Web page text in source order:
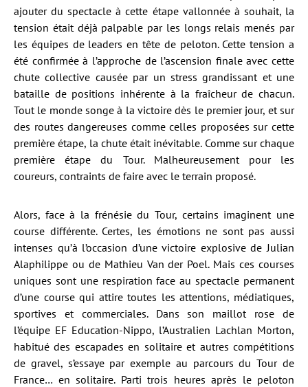
ajouter du spectacle à cette étape vallonnée à souhait, la
tension était déjà palpable par les longs relais menés par
les équipes de leaders en tête de peloton. Cette tension a
été confirmée à l’approche de l’ascension finale avec cette
chute collective causée par un stress grandissant et une
bataille de positions inhérente à la fraîcheur de chacun.
Tout le monde songe à la victoire dès le premier jour, et sur
des routes dangereuses comme celles proposées sur cette
première étape, la chute était inévitable. Comme sur chaque
première étape du Tour. Malheureusement pour les
coureurs, contraints de faire avec le terrain proposé.
Alors, face à la frénésie du Tour, certains imaginent une
course différente. Certes, les émotions ne sont pas aussi
intenses qu’à l’occasion d’une victoire explosive de Julian
Alaphilippe ou de Mathieu Van der Poel. Mais ces courses
uniques sont une respiration face au spectacle permanent
d’une course qui attire toutes les attentions, médiatiques,
sportives et commerciales. Dans son maillot rose de
l’équipe EF Education-Nippo, l’Australien Lachlan Morton,
habitué des escapades en solitaire et autres compétitions
de gravel, s’essaye par exemple au parcours du Tour de
France… en solitaire. Parti trois heures après le peloton